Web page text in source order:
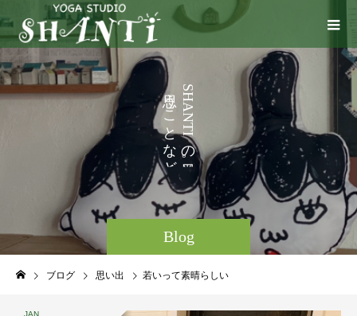
Blog
S
H
A
N
T
I
の
。
う
こ
と
な
ど
い
ろ
い
ろ
ブログ 思い出 若いって素晴らしい
JAN